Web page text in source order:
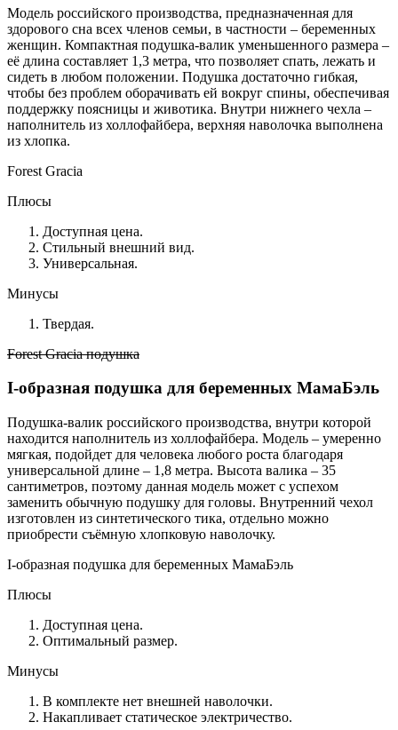
Модель российского производства, предназначенная для
здорового сна всех членов семьи, в частности – беременных
женщин. Компактная подушка-валик уменьшенного размера –
её длина составляет 1,3 метра, что позволяет спать, лежать и
сидеть в любом положении. Подушка достаточно гибкая,
чтобы без проблем оборачивать ей вокруг спины, обеспечивая
поддержку поясницы и животика. Внутри нижнего чехла –
наполнитель из холлофайбера, верхняя наволочка выполнена
из хлопка.
Forest Gracia
Плюсы
Доступная цена.
Стильный внешний вид.
Универсальная.
Минусы
Твердая.
Forest Gracia подушка
I-образная подушка для беременных МамаБэль
Подушка-валик российского производства, внутри которой
находится наполнитель из холлофайбера. Модель – умеренно
мягкая, подойдет для человека любого роста благодаря
универсальной длине – 1,8 метра. Высота валика – 35
сантиметров, поэтому данная модель может с успехом
заменить обычную подушку для головы. Внутренний чехол
изготовлен из синтетического тика, отдельно можно
приобрести съёмную хлопковую наволочку.
I-образная подушка для беременных МамаБэль
Плюсы
Доступная цена.
Оптимальный размер.
Минусы
В комплекте нет внешней наволочки.
Накапливает статическое электричество.